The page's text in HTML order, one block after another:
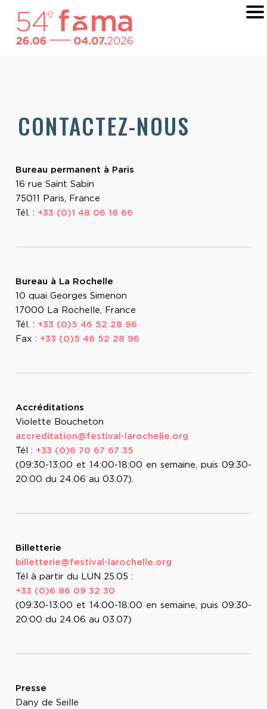
CONTACTEZ-NOUS
Bureau permanent à Paris
16 rue Saint Sabin
75011 Paris, France
Tél. : +33 (0)1 48 06 16 66
Bureau à La Rochelle
10 quai Georges Simenon
17000 La Rochelle, France
Tél. : +33 (0)5 46 52 28 96
Fax : +33 (0)5 46 52 28 96
Accréditations
Violette Boucheton
accreditation@festival-larochelle.org
Tél : +33 (0)6 70 67 67 35
(09:30-13:00 et 14:00-18:00 en semaine, puis 09:30-
20:00 du 24.06 au 03.07).
Billetterie
billetterie@festival-larochelle.org
Tél à partir du LUN 25.05 :
+33 (0)6 86 09 32 30
(09:30-13:00 et 14:00-18:00 en semaine, puis 09:30-
20:00 du 24.06 au 03.07)
Presse
Dany de Seille